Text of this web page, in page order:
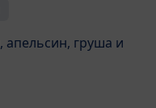
апельсин, груша и